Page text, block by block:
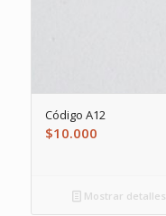
Código A12
$10.000
Mostrar detalles